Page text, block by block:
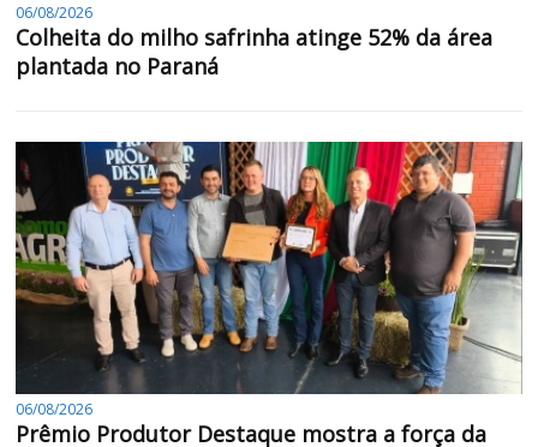
06/08/2026
Colheita do milho safrinha atinge 52% da área
plantada no Paraná
06/08/2026
Prêmio Produtor Destaque mostra a força da